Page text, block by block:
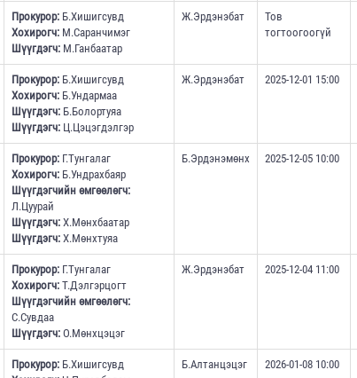
Прокурор:Б.Хишигсувд
Хохирогч:М.Саранчимэг
Шүүгдэгч:М.Ганбаатар
Ж.Эрдэнэбат
Тов
тогтоогоогүй
Прокурор:Б.Хишигсувд
Хохирогч:Б.Ундармаа
Шүүгдэгч:Б.Болортуяа
Шүүгдэгч:Ц.Цэцэгдэлгэр
Ж.Эрдэнэбат 2025-12-01 15:00
Прокурор:Г.Тунгалаг
Хохирогч:Б.Ундрахбаяр
Шүүгдэгчийн өмгөөлөгч:
Л.Цуурай
Шүүгдэгч:Х.Мөнхбаатар
Шүүгдэгч:Х.Мөнхтуяа
Б.Эрдэнэмөнх 2025-12-05 10:00
Прокурор:Г.Тунгалаг
Хохирогч:Т.Дэлгэрцогт
Шүүгдэгчийн өмгөөлөгч:
С.Сувдаа
Шүүгдэгч:О.Мөнхцэцэг
Ж.Эрдэнэбат 2025-12-04 11:00
Прокурор:Б.Хишигсувд
Б.Алтанцэцэг 2026-01-08 10:00